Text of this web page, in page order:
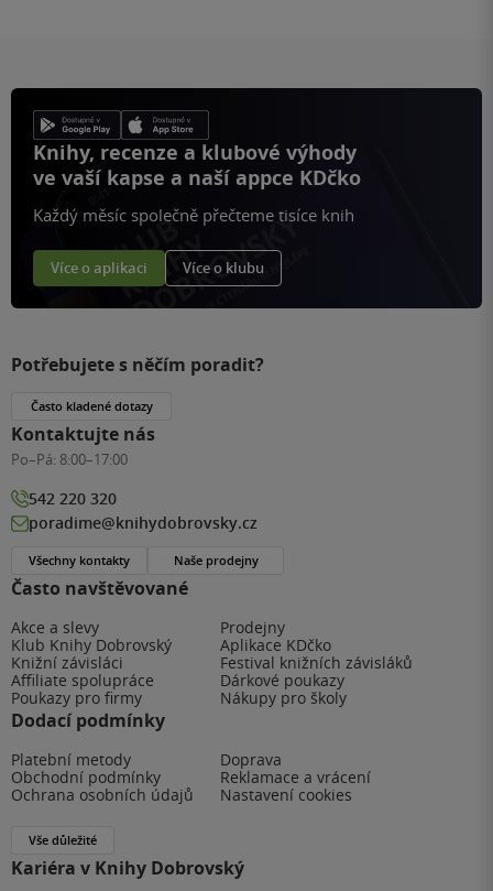
Knihy, recenze a klubové výhody
ve vaší kapse a naší appce KDčko
Každý měsíc společně přečteme tisíce knih
Více o aplikaci Více o klubu
Často navštěvované
Akce a slevy
Prodejny
Klub Knihy Dobrovský
Aplikace KDčko
Knižní závisláci
Festival knižních závisláků
Affiliate spolupráce
Dárkové poukazy
Poukazy pro firmy
Nákupy pro školy
Dodací podmínky
Platební metody
Doprava
Obchodní podmínky
Reklamace a vrácení
Ochrana osobních údajů
Nastavení cookies
Vše důležité
Kariéra v Knihy Dobrovský
Potřebujete s něčím poradit?
Často kladené dotazy
Kontaktujte nás
Po–Pá: 8:00–17:00
542 220 320
poradime@knihydobrovsky.cz
Všechny kontakty Naše prodejny